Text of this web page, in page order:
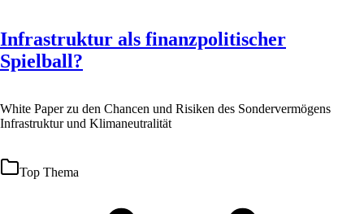
Infrastruktur als finanzpolitischer
Spielball?
White Paper zu den Chancen und Risiken des Sondervermögens
Infrastruktur und Klimaneutralität
Top Thema